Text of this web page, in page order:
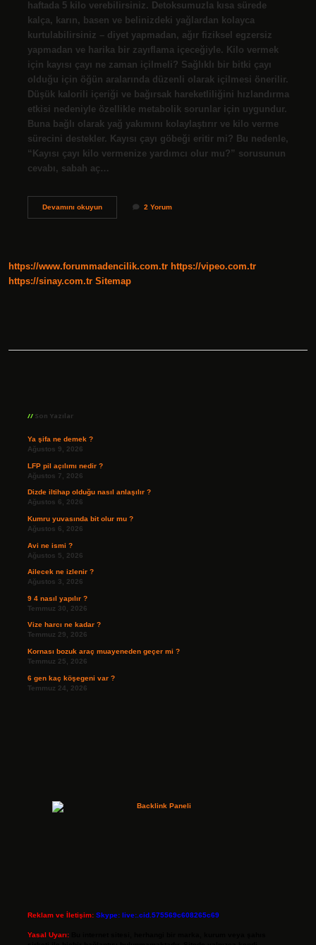
haftada 5 kilo verebilirsiniz. Detoksumuzla kısa sürede
kalça, karın, basen ve belinizdeki yağlardan kolayca
kurtulabilirsiniz – diyet yapmadan, ağır fiziksel egzersiz
yapmadan ve harika bir zayıflama içeceğiyle. Kilo vermek
için kayısı çayı ne zaman içilmeli? Sağlıklı bir bitki çayı
olduğu için öğün aralarında düzenli olarak içilmesi önerilir.
Düşük kalorili içeriği ve bağırsak hareketliliğini hızlandırma
etkisi nedeniyle özellikle metabolik sorunlar için uygundur.
Buna bağlı olarak yağ yakımını kolaylaştırır ve kilo verme
sürecini destekler. Kayısı çayı göbeği eritir mi? Bu nedenle,
“Kayısı çayı kilo vermenize yardımcı olur mu?” sorusunun
cevabı, sabah aç…
Devamını okuyunKayısılı
2 Yorum
https://www.forummadencilik.com.tr https://vipeo.com.tr
https://sinay.com.tr Sitemap
Son Yazılar
Ya şifa ne demek ?
Ağustos 9, 2026
LFP pil açılımı nedir ?
Ağustos 7, 2026
Dizde iltihap olduğu nasıl anlaşılır ?
Ağustos 6, 2026
Kumru yuvasında bit olur mu ?
Ağustos 6, 2026
Avi ne ismi ?
Ağustos 5, 2026
Ailecek ne izlenir ?
Ağustos 3, 2026
9 4 nasıl yapılır ?
Temmuz 30, 2026
Vize harcı ne kadar ?
Temmuz 29, 2026
Kornası bozuk araç muayeneden geçer mi ?
Temmuz 25, 2026
6 gen kaç köşegeni var ?
Temmuz 24, 2026
Reklam ve İletişim: Skype: live:.cid.575569c608265c69
Yasal Uyarı: